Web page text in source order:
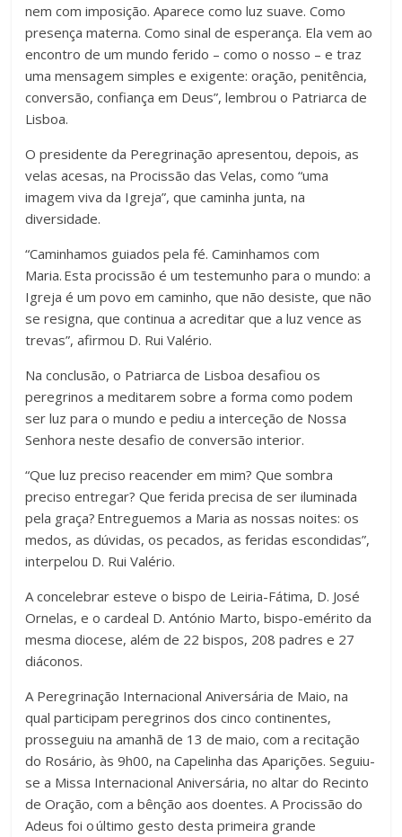
nem com imposição. Aparece como luz suave. Como
presença materna. Como sinal de esperança. Ela vem ao
encontro de um mundo ferido – como o nosso – e traz
uma mensagem simples e exigente: oração, penitência,
conversão, confiança em Deus”, lembrou o Patriarca de
Lisboa.
O presidente da Peregrinação apresentou, depois, as
velas acesas, na Procissão das Velas, como “uma
imagem viva da Igreja”, que caminha junta, na
diversidade.
“Caminhamos guiados pela fé. Caminhamos com
Maria. Esta procissão é um testemunho para o mundo: a
Igreja é um povo em caminho, que não desiste, que não
se resigna, que continua a acreditar que a luz vence as
trevas”, afirmou D. Rui Valério.
Na conclusão, o Patriarca de Lisboa desafiou os
peregrinos a meditarem sobre a forma como podem
ser luz para o mundo e pediu a interceção de Nossa
Senhora neste desafio de conversão interior.
“Que luz preciso reacender em mim? Que sombra
preciso entregar? Que ferida precisa de ser iluminada
pela graça? Entreguemos a Maria as nossas noites: os
medos, as dúvidas, os pecados, as feridas escondidas”,
interpelou D. Rui Valério.
A concelebrar esteve o bispo de Leiria-Fátima, D. José
Ornelas, e o cardeal D. António Marto, bispo-emérito da
mesma diocese, além de 22 bispos, 208 padres e 27
diáconos.
A Peregrinação Internacional Aniversária de Maio, na
qual participam peregrinos dos cinco continentes,
prosseguiu na amanhã de 13 de maio, com a recitação
do Rosário, às 9h00, na Capelinha das Aparições. Seguiu-
se a Missa Internacional Aniversária, no altar do Recinto
de Oração, com a bênção aos doentes. A Procissão do
Adeus foi o último gesto desta primeira grande